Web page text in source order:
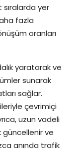
yer
fazla
oranları
yaratarak ve
sunarak
sağlar.
çevrimiçi
uzun vadeli
güncellenir ve
anında trafik